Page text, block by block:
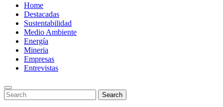
Menu
Home
Destacadas
Sustentabilidad
Medio Ambiente
Energía
Mineria
Empresas
Entrevistas
Enter
Keyword
Search
for:
Search
Search